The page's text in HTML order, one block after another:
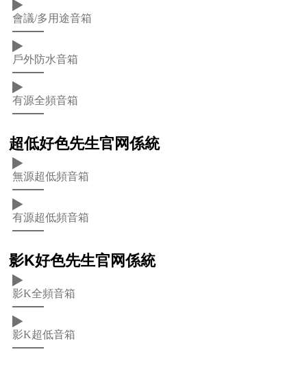
會議/多用途音箱
戶外防水音箱
有源全頻音箱
超低好色先生官网係統
無源超低頻音箱
有源超低頻音箱
影K好色先生官网係統
影K全頻音箱
影K超低音箱